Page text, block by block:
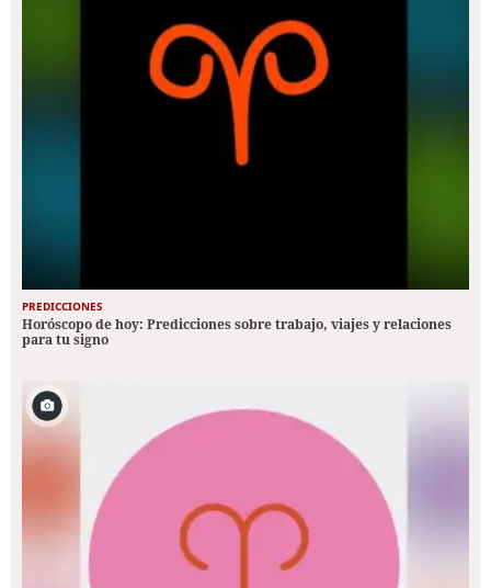
PREDICCIONES
Horóscopo de hoy: Predicciones sobre trabajo, viajes y relaciones
para tu signo